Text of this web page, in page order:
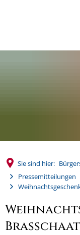
Sie sind hier:
Pressemitteilungen
Brasschaat